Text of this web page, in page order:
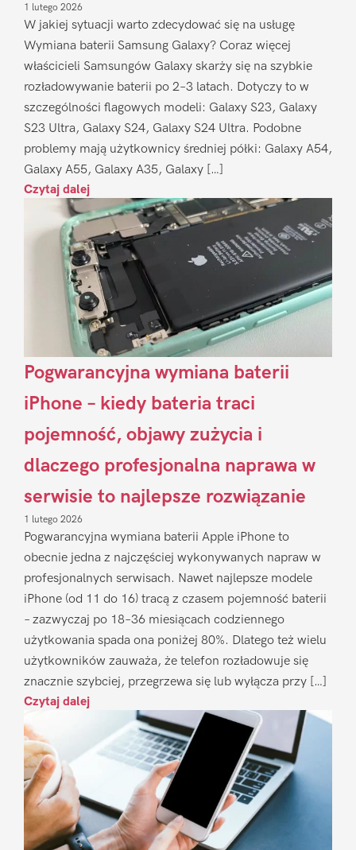
1 lutego 2026
W jakiej sytuacji warto zdecydować się na usługę
Wymiana baterii Samsung Galaxy? Coraz więcej
właścicieli Samsungów Galaxy skarży się na szybkie
rozładowywanie baterii po 2–3 latach. Dotyczy to w
szczególności flagowych modeli: Galaxy S23, Galaxy
S23 Ultra, Galaxy S24, Galaxy S24 Ultra. Podobne
problemy mają użytkownicy średniej półki: Galaxy A54,
Galaxy A55, Galaxy A35, Galaxy […]
Czytaj dalej
Pogwarancyjna wymiana baterii
iPhone – kiedy bateria traci
pojemność, objawy zużycia i
dlaczego profesjonalna naprawa w
serwisie to najlepsze rozwiązanie
1 lutego 2026
Pogwarancyjna wymiana baterii Apple iPhone to
obecnie jedna z najczęściej wykonywanych napraw w
profesjonalnych serwisach. Nawet najlepsze modele
iPhone (od 11 do 16) tracą z czasem pojemność baterii
– zazwyczaj po 18–36 miesiącach codziennego
użytkowania spada ona poniżej 80%. Dlatego też wielu
użytkowników zauważa, że telefon rozładowuje się
znacznie szybciej, przegrzewa się lub wyłącza przy […]
Czytaj dalej